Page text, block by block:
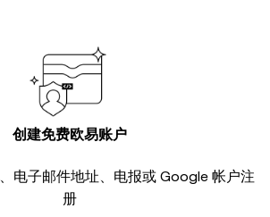
创建免费欧易账户
电子邮件地址、电报或 Google 帐户注
册